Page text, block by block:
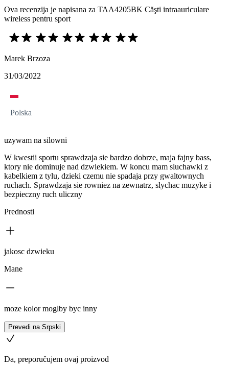
Ova recenzija je napisana za TAA4205BK Căşti intraauriculare
wireless pentru sport
Marek Brzoza
31/03/2022
Polska
uzywam na silowni
W kwestii sportu sprawdzaja sie bardzo dobrze, maja fajny bass,
ktory nie dominuje nad dzwiekiem. W koncu mam sluchawki z
kabelkiem z tylu, dzieki czemu nie spadaja przy gwaltownych
ruchach. Sprawdzaja sie rowniez na zewnatrz, slychac muzyke i
bezpieczny ruch uliczny
Prednosti
jakosc dzwieku
Mane
moze kolor moglby byc inny
Prevedi na Srpski
Da, preporučujem ovaj proizvod